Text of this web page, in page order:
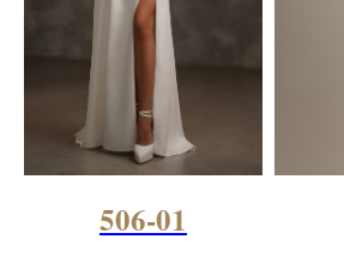
506-01